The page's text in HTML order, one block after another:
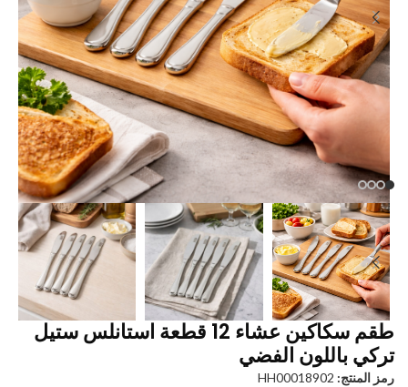
طقم سكاكين عشاء 12 قطعة استانلس ستيل
تركي باللون الفضي
رمز المنتج: HH00018902